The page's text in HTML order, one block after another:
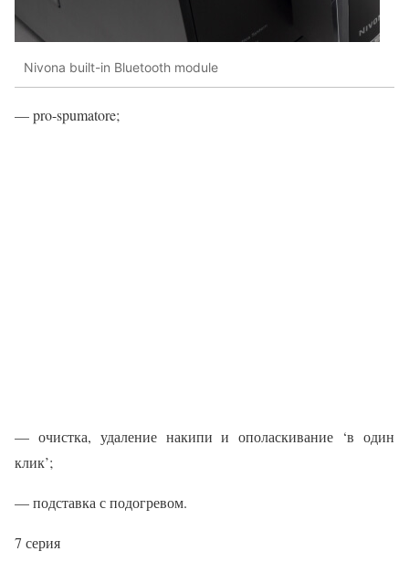
Nivona built-in Bluetooth module
— pro-spumatore;
— очистка, удаление накипи и ополаскивание ‘в один
клик’;
— подставка с подогревом.
7 серия